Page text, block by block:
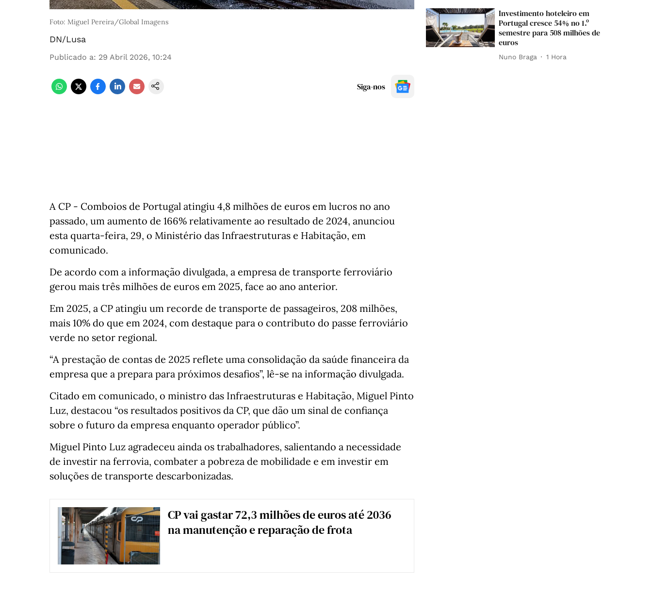
Foto: Miguel Pereira/Global Imagens
DN/Lusa
Publicado a: 29 Abril 2026, 10:24
Siga-nos
A CP - Comboios de Portugal atingiu 4,8 milhões de euros em lucros no ano
passado, um aumento de 166% relativamente ao resultado de 2024, anunciou
esta quarta-feira, 29, o Ministério das Infraestruturas e Habitação, em
comunicado.
De acordo com a informação divulgada, a empresa de transporte ferroviário
gerou mais três milhões de euros em 2025, face ao ano anterior.
Em 2025, a CP atingiu um recorde de transporte de passageiros, 208 milhões,
mais 10% do que em 2024, com destaque para o contributo do passe ferroviário
verde no setor regional.
“A prestação de contas de 2025 reflete uma consolidação da saúde financeira da
empresa que a prepara para próximos desafios”, lê-se na informação divulgada.
Citado em comunicado, o ministro das Infraestruturas e Habitação, Miguel Pinto
Luz, destacou “os resultados positivos da CP, que dão um sinal de confiança
sobre o futuro da empresa enquanto operador público”.
Miguel Pinto Luz agradeceu ainda os trabalhadores, salientando a necessidade
de investir na ferrovia, combater a pobreza de mobilidade e em investir em
soluções de transporte descarbonizadas.
CP vai gastar 72,3 milhões de euros até 2036
na manutenção e reparação de frota
Investimento hoteleiro em
Portugal cresce 54% no 1.º
semestre para 508 milhões de
euros
Nuno Braga 1 Hora